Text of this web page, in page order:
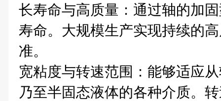
长寿命与高质量‌：通过轴的加
寿命。大规模生产实现持续的
准。
宽粘度与转速范围‌：能够适应
乃至半固态液体的各种介质。